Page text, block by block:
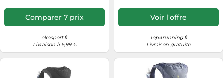
Comparer 7 prix
ekosport.fr
Livraison à 6,99 €
Voir l'offre
Top4running.fr
Livraison gratuite